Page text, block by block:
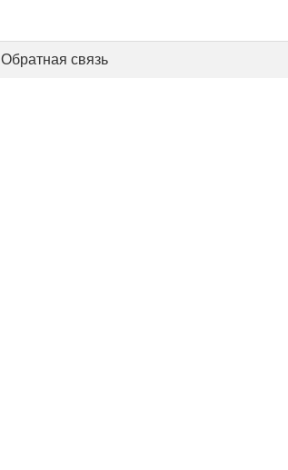
Обратная связь